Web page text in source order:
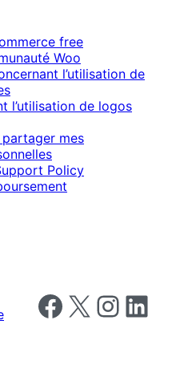
free
Woo
l’utilisation de
l’utilisation de logos
mes
Policy
Follow us on Facebook
Follow us on X Follow us on
Follow us